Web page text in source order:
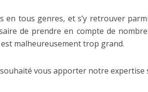
en tous genres, et s’y retrouver
de prendre en compte de
malheureusement trop grand.
vous apporter notre expertise